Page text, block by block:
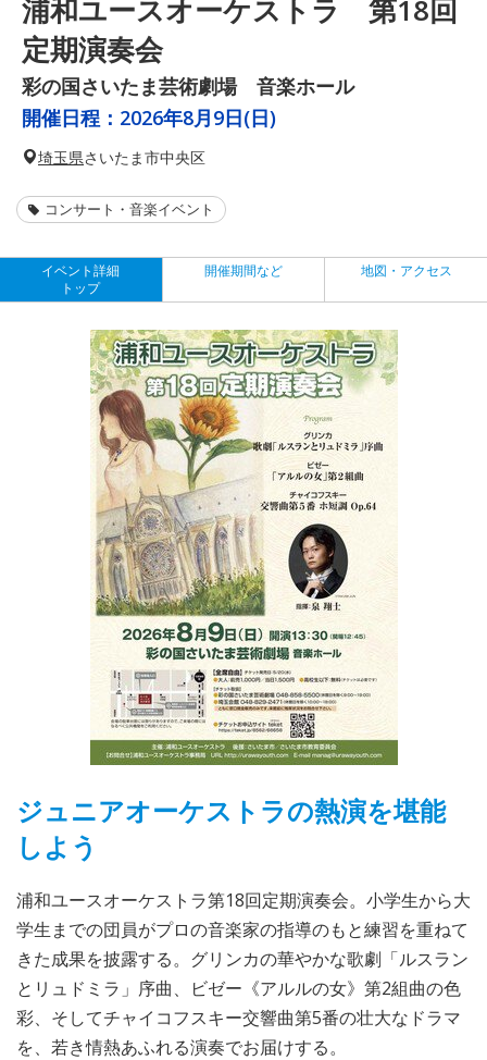
浦和ユースオーケストラ 第18回
定期演奏会
彩の国さいたま芸術劇場 音楽ホール
開催日程： 2026年8月9日(日)
埼玉県さいたま市中央区
コンサート・音楽イベント
イベント詳細
トップ
開催期間など 地図・アクセス
ジュニアオーケストラの熱演を堪能
しよう
浦和ユースオーケストラ第18回定期演奏会。小学生から大
学生までの団員がプロの音楽家の指導のもと練習を重ねて
きた成果を披露する。グリンカの華やかな歌劇「ルスラン
とリュドミラ」序曲、ビゼー《アルルの女》第2組曲の色
彩、そしてチャイコフスキー交響曲第5番の壮大なドラマ
を、若き情熱あふれる演奏でお届けする。